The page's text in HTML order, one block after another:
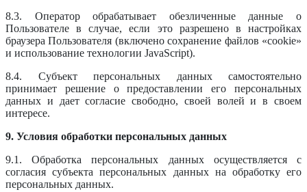
8.3. Оператор обрабатывает обезличенные данные о
Пользователе в случае, если это разрешено в настройках
браузера Пользователя (включено сохранение файлов «cookie»
и использование технологии JavaScript).
8.4. Субъект персональных данных самостоятельно
принимает решение о предоставлении его персональных
данных и дает согласие свободно, своей волей и в своем
интересе.
9. Условия обработки персональных данных
9.1. Обработка персональных данных осуществляется с
согласия субъекта персональных данных на обработку его
персональных данных.